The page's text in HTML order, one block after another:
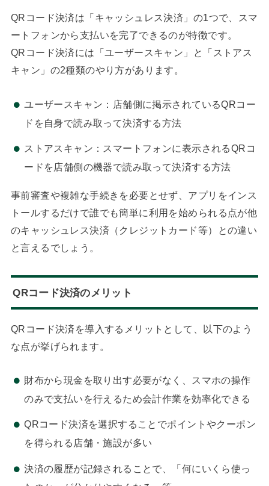
QRコード決済は「キャッシュレス決済」の1つで、スマ
ートフォンから支払いを完了できるのが特徴です。
QRコード決済には「ユーザースキャン」と「ストアス
キャン」の2種類のやり方があります。
ユーザースキャン：店舗側に掲示されているQRコー
ドを自身で読み取って決済する方法
ストアスキャン：スマートフォンに表示されるQRコ
ードを店舗側の機器で読み取って決済する方法
事前審査や複雑な手続きを必要とせず、アプリをインス
トールするだけで誰でも簡単に利用を始められる点が他
のキャッシュレス決済（クレジットカード等）との違い
と言えるでしょう。
QRコード決済のメリット
QRコード決済を導入するメリットとして、以下のよう
な点が挙げられます。
財布から現金を取り出す必要がなく、スマホの操作
のみで支払いを行えるため会計作業を効率化できる
QRコード決済を選択することでポイントやクーポン
を得られる店舗・施設が多い
決済の履歴が記録されることで、「何にいくら使っ